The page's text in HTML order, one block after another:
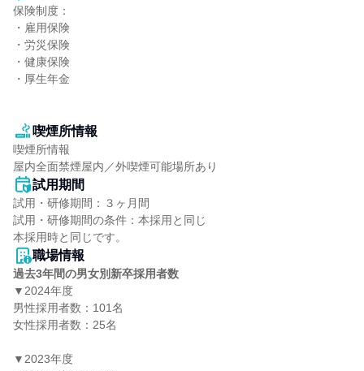
保険制度：
・雇用保険
・労災保険
・健康保険
・厚生年金
喫煙所情報
喫煙所情報
屋内全面禁煙屋内／外喫煙可能場所あり
試用期間
試用・研修期間：３ヶ月間
試用・研修期間の条件：本採用と同じ
職場情報
過去3年間の男女別新卒採用者数
▼2024年度
男性採用者数：101名
女性採用者数：25名
▼2023年度